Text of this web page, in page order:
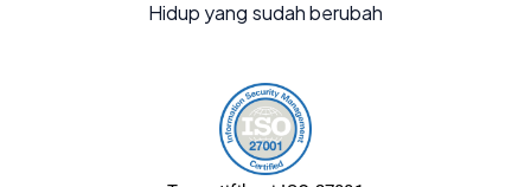
Hidup yang sudah berubah